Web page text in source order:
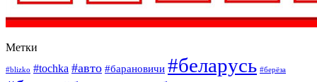
Метки
#blizko #tochka #авто #барановичи #беларусь #берёза